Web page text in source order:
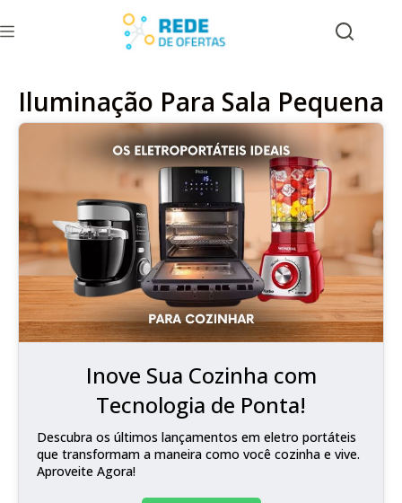
Iluminação Para Sala Pequena
Inove Sua Cozinha com
Tecnologia de Ponta!
Descubra os últimos lançamentos em eletro portáteis
que transformam a maneira como você cozinha e vive.
Aproveite Agora!